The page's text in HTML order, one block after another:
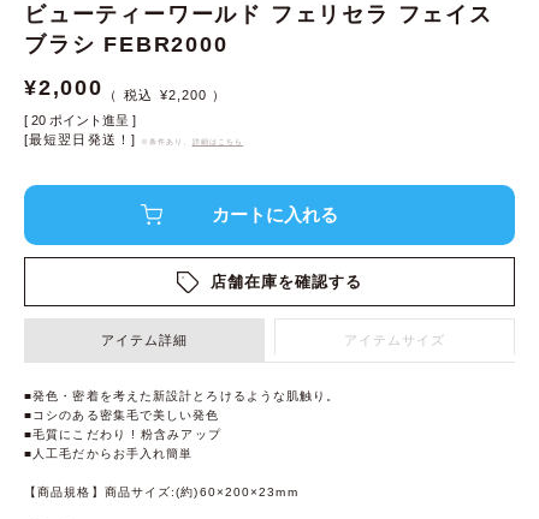
ビューティーワールド フェリセラ フェイス
ブラシ FEBR2000
¥2,000 ¥2,200
[ 20 ポイント進呈 ]
[最短翌日発送！]
※条件あり、 詳細はこちら
店舗在庫を確認する
アイテム詳細 アイテムサイズ
■発色・密着を考えた新設計とろけるような肌触り。
■コシのある密集毛で美しい発色
■毛質にこだわり ! 粉含みアップ
■人工毛だからお手入れ簡単
【商品規格】商品サイズ:(約)60×200×23mm